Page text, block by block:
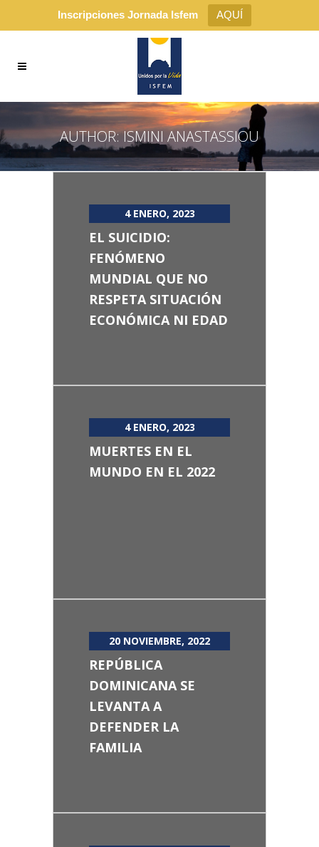
Inscripciones Jornada Isfem AQUÍ
AUTHOR: ISMINI ANASTASSIOU
4 ENERO, 2023
EL SUICIDIO:
FENÓMENO
MUNDIAL QUE NO
RESPETA SITUACIÓN
ECONÓMICA NI EDAD
4 ENERO, 2023
MUERTES EN EL
MUNDO EN EL 2022
20 NOVIEMBRE, 2022
REPÚBLICA
DOMINICANA SE
LEVANTA A
DEFENDER LA
FAMILIA